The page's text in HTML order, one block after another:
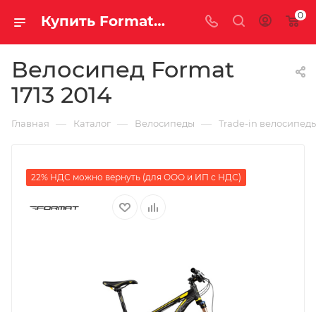
Купить Format 1713 2014 за рублей, а со скидкой 0
Велосипед Format
1713 2014
Главная — Каталог — Велосипеды — Trade-in
22% НДС можно вернуть (для ООО и ИП с НДС)